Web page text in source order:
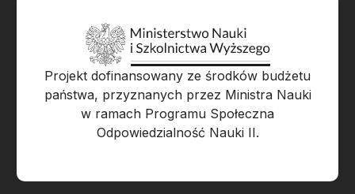
Projekt dofinansowany ze środków budżetu
państwa, przyznanych przez Ministra Nauki
w ramach Programu Społeczna
Odpowiedzialność Nauki II.